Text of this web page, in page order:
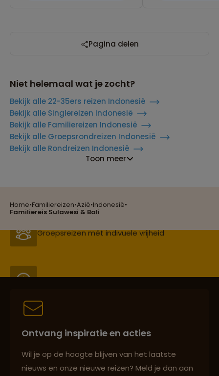
Home•Familiereizen•Azië•Indonesië•
Familiereis Sulawesi & Bali
Pagina delen
Niet helemaal wat je zocht?
Bekijk alle 22-35ers reizen Indonesië
Bekijk alle Singlereizen Indonesië
Bekijk alle Familiereizen Indonesië
Bekijk alle Groepsrondreizen Indonesië
Bekijk alle Rondreizen Indonesië
Toon meer
Reizen met oog voor mens, cultuur en milieu
Groepsreizen mét indivuele vrijheid
Best beoordeelde reisroutes
Ontvang inspiratie en acties
Wil je op de hoogte blijven van het laatste
nieuws en onze nieuwe reizen? Meld je dan aan